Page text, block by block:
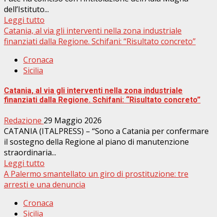
dell’Istituto...
Leggi tutto
Catania, al via gli interventi nella zona industriale
finanziati dalla Regione. Schifani: “Risultato concreto”
Cronaca
Sicilia
Catania, al via gli interventi nella zona industriale
finanziati dalla Regione. Schifani: “Risultato concreto”
Redazione 29 Maggio 2026
CATANIA (ITALPRESS) – “Sono a Catania per confermare
il sostegno della Regione al piano di manutenzione
straordinaria...
Leggi tutto
A Palermo smantellato un giro di prostituzione: tre
arresti e una denuncia
Cronaca
Sicilia